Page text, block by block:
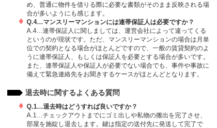
め、普通に物件を借りる際に必要な書類がそのまま反映される場
合が多いようにも感じます。
Q.4…マンスリーマンションには連帯保証人は必要ですか？
A.4…連帯保証人に関しましては、運営会社によって違ってくる
というのが現状です。ただ、マンスリーマンションの場合は月単
位での契約となる場合がほとんどですので、一般の賃貸契約のよ
うに連帯保証人、もしくは保証人を必要とする場合が多いです。
また、連帯保証人や保証人が必要でない場合でも、事件や事故に
備えて緊急連絡先をお聞きするケースがほとんどとなります。
退去時に関するよくある質問
Q.1…退去時はどうすれば良いですか？
A.1…チェックアウトまでにゴミ出しや私物の搬出を完了させ、
部屋を施錠し退去します。鍵は指定の送付先に発送して完了で